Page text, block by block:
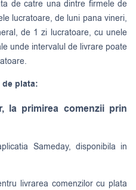
de catre una dintre firmele de
lucratoare, de luni pana vineri,
de 1 zi lucratoare, cu unele
unde intervalul de livrare poate
de plata:
la primirea comenzii prin
Sameday, disponibila in
livrarea comenzilor cu plata